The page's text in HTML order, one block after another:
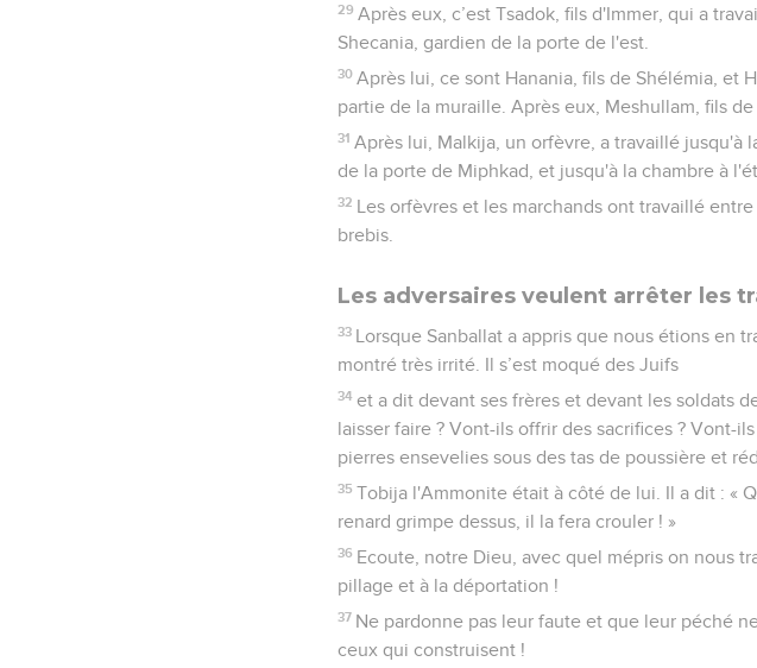
29 Après eux, c’est Tsadok, fils d'Immer, qui a
Shecania, gardien de la porte de l'est.
30 Après lui, ce sont Hanania, fils de Shélémia, et
partie de la muraille. Après eux, Meshullam, fils
31 Après lui, Malkija, un orfèvre, a travaillé jusqu'à
de la porte de Miphkad, et jusqu'à la chambre à
32 Les orfèvres et les marchands ont travaillé
brebis.
Les adversaires veulent arrêter les
33 Lorsque Sanballat a appris que nous étions en
montré très irrité. Il s’est moqué des Juifs
34 et a dit devant ses frères et devant les soldats
laisser faire ? Vont-ils offrir des sacrifices ? Vont-
pierres ensevelies sous des tas de poussière et
35 Tobija l'Ammonite était à côté de lui. Il a dit : «
renard grimpe dessus, il la fera crouler ! »
36 Ecoute, notre Dieu, avec quel mépris on nous
pillage et à la déportation !
37 Ne pardonne pas leur faute et que leur péché
ceux qui construisent !